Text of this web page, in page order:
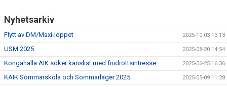
Nyhetsarkiv
Flytt av DM/Maxi-loppet 2025-10-03 13:13
USM 2025 2025-08-20 14:54
Kongahälla AIK söker kanslist med friidrottsintresse 2025-06-25 16:36
KAIK Sommarskola och Sommarläger 2025 2025-05-09 11:28